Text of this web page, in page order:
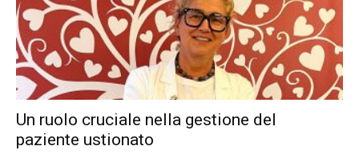
Un ruolo cruciale nella gestione del
paziente ustionato